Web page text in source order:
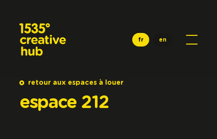
fr en
retour aux espaces à louer
espace 212